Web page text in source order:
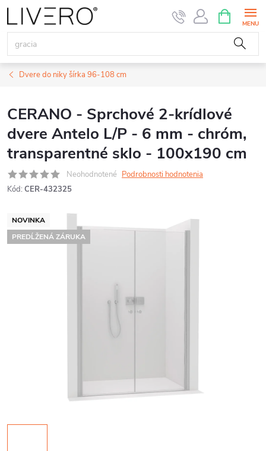
Prejsť
na
obsah
KOŠÍK
Dvere do niky šírka 96-108 cm
CERANO - Sprchové 2-krídlové
dvere Antelo L/P - 6 mm - chróm,
transparentné sklo - 100x190 cm
Neohodnotené Podrobnosti hodnotenia
Kód: CER-432325
NOVINKA
PREDĹŽENÁ ZÁRUKA